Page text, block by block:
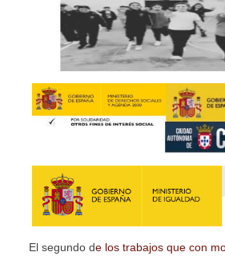
El segundo de los trabajos que con